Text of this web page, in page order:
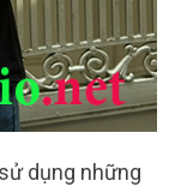
dụng những